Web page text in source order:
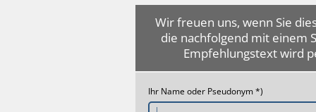
Wir freuen uns, wenn Sie
die nachfolgend mit einem
Empfehlungstext wird
Ihr Name oder Pseudonym *)